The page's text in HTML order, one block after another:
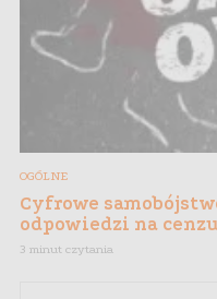
OGÓLNE
Cyfrowe
odpowiedzi na
3 minut czytania